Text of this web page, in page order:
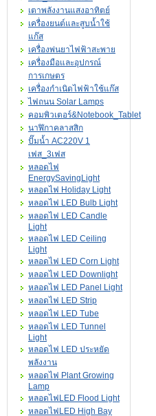
เตาพลังงานแสงอาทิตย์
เครื่องยนต์และสูบน้ำใช้
แก๊ส
เครื่องพ่นยาไฟฟ้าสะพาย
เครื่องมือและอุปกรณ์
การเกษตร
เครื่องกำเนิดไฟฟ้าใช้แก๊ส
ไฟถนน Solar Lamps
คอมพิวเตอร์&Notebook_Tablet
นาฬิกาคลาสสิก
ปั๊มน้ำ AC220V 1
เฟส_3เฟส
หลอดไฟ
EnergySavingLight
หลอดไฟ Holiday Light
หลอดไฟ LED Bulb Light
หลอดไฟ LED Candle
Light
หลอดไฟ LED Ceiling
Light
หลอดไฟ LED Corn Light
หลอดไฟ LED Downlight
หลอดไฟ LED Panel Light
หลอดไฟ LED Strip
หลอดไฟ LED Tube
หลอดไฟ LED Tunnel
Light
หลอดไฟ LED ประหยัด
พลังงาน
หลอดไฟ Plant Growing
Lamp
หลอดไฟLED Flood Light
หลอดไฟLED High Bay